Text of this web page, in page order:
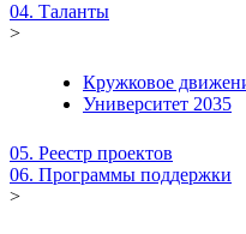
04. Таланты
>
Кружковое
Университет 2035
05. Реестр проектов
06. Программы поддержки
>